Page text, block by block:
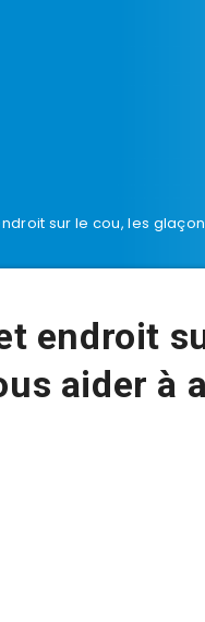
sur le cou, les
endroit
aider à